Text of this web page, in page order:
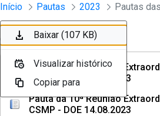
Pular para o Conteúdo principal
Sessões e Reuniões -
Início Pautas 2023
Ordenar Filtro
Pauta da 11ª Reunião
CSMP - DOE 17.10.2023
Pauta da 10ª Reunião
CSMP - DOE 14.08.2023
Baixar (437 KB)
Visualizar histórico
Copiar para
Baixar (466 KB)
Visualizar histórico
Copiar para
Baixar (107 KB)
Visualizar histórico
Copiar para
Baixar (414 KB)
Visualizar histórico
Copiar para
Baixar (107 KB)
Visualizar histórico
Copiar para
Baixar (107 KB)
Visualizar histórico
Copiar para